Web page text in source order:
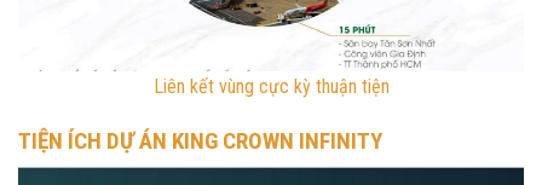
Liên kết vùng cực kỳ thuận tiện
TIỆN ÍCH DỰ ÁN KING CROWN INFINITY